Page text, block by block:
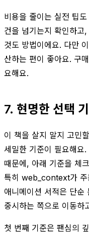
비용을 줄이는 실전 팁
건을 넘기는지 확인하고
것도 방법이에요. 다만
산하는 편이 좋아요. 구
요해요.
7. 현명한 선택
이 책을 살지 말지 고민
세밀한 기준이 필요해요
때문에, 아래 기준을 체
특히 web_context가 주
애니메이션 서적은 단순
중시하는 쪽으로 이동하
첫 번째 기준은 팬심의